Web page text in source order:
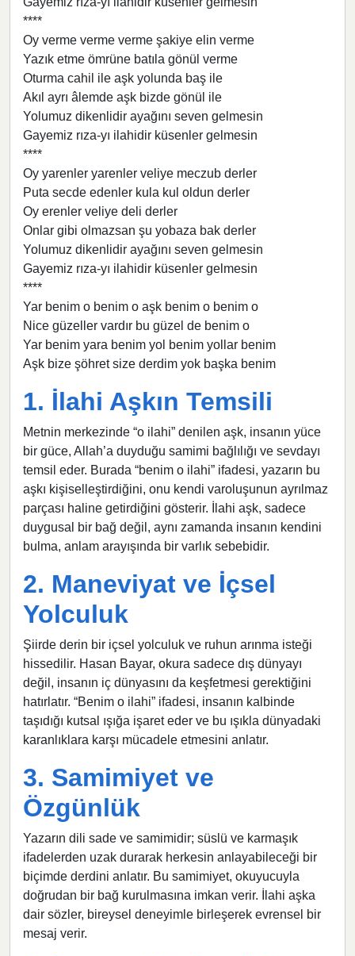
****
Oy verme verme verme şakiye elin verme
Yazık etme ömrüne batıla gönül verme
Oturma cahil ile aşk yolunda baş ile
Akıl ayrı âlemde aşk bizde gönül ile
Yolumuz dikenlidir ayağını seven gelmesin
Gayemiz rıza-yı ilahidir küsenler gelmesin
****
Oy yarenler yarenler veliye meczub derler
Puta secde edenler kula kul oldun derler
Oy erenler veliye deli derler
Onlar gibi olmazsan şu yobaza bak derler
Yolumuz dikenlidir ayağını seven gelmesin
Gayemiz rıza-yı ilahidir küsenler gelmesin
****
Yar benim o benim o aşk benim o benim o
Nice güzeller vardır bu güzel de benim o
Yar benim yara benim yol benim yollar benim
Aşk bize şöhret size derdim yok başka benim
1. İlahi Aşkın Temsili
Metnin merkezinde “o ilahi” denilen aşk, insanın yüce
bir güce, Allah’a duyduğu samimi bağlılığı ve sevdayı
temsil eder. Burada “benim o ilahi” ifadesi, yazarın bu
aşkı kişiselleştirdiğini, onu kendi varoluşunun ayrılmaz
parçası haline getirdiğini gösterir. İlahi aşk, sadece
duygusal bir bağ değil, aynı zamanda insanın kendini
bulma, anlam arayışında bir varlık sebebidir.
2. Maneviyat ve İçsel
Yolculuk
Şiirde derin bir içsel yolculuk ve ruhun arınma isteği
hissedilir. Hasan Bayar, okura sadece dış dünyayı
değil, insanın iç dünyasını da keşfetmesi gerektiğini
hatırlatır. “Benim o ilahi” ifadesi, insanın kalbinde
taşıdığı kutsal ışığa işaret eder ve bu ışıkla dünyadaki
karanlıklara karşı mücadele etmesini anlatır.
3. Samimiyet ve
Özgünlük
Yazarın dili sade ve samimidir; süslü ve karmaşık
ifadelerden uzak durarak herkesin anlayabileceği bir
biçimde derdini anlatır. Bu samimiyet, okuyucuyla
doğrudan bir bağ kurulmasına imkan verir. İlahi aşka
dair sözler, bireysel deneyimle birleşerek evrensel bir
mesaj verir.